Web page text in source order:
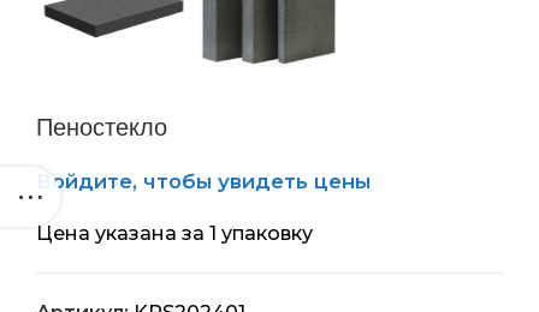
Пеностекло
Войдите, чтобы увидеть цены
Цена указана за 1 упаковку